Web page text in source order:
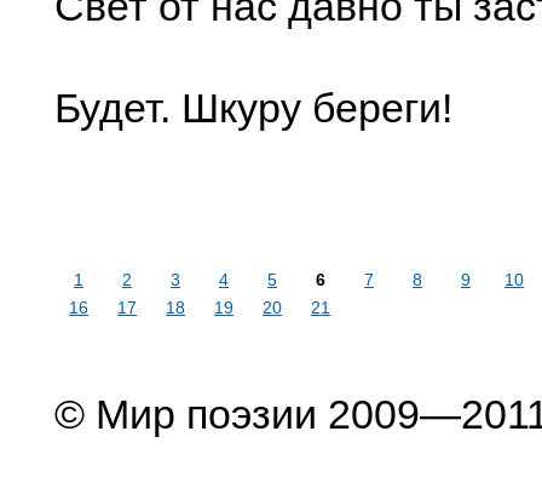
Будет. Шкуру береги!
1 2 3 4 5 6 7 8 9
10
16
17 18 19 20 21
© Мир поэзии